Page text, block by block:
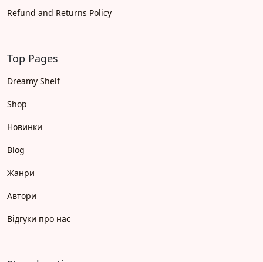
Refund and Returns Policy
Top Pages
Dreamy Shelf
Shop
Новинки
Blog
Жанри
Автори
Відгуки про нас